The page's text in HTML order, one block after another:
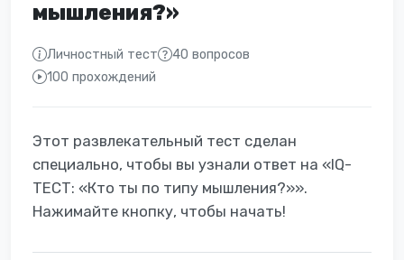
мышления?»
Личностный тест
40 вопросов
100 прохождений
Этот развлекательный тест сделан
специально, чтобы вы узнали ответ на «IQ-
ТЕСТ: «Кто ты по типу мышления?»».
Нажимайте кнопку, чтобы начать!